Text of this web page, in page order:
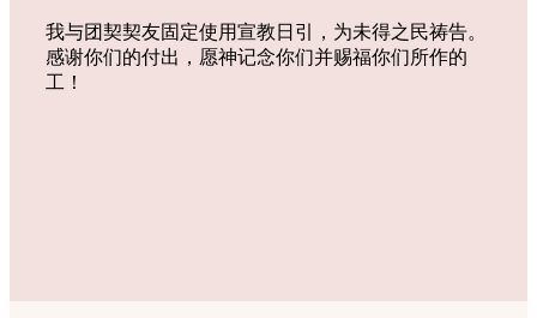
我与团契契友固定使用宣教日引，为未得之民祷告。
感谢你们的付出，愿神记念你们并赐福你们所作的
工！